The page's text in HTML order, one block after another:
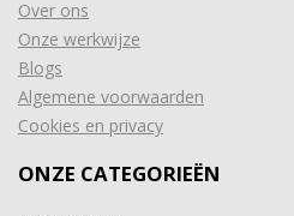
Over ons
Onze werkwijze
Blogs
Algemene voorwaarden
Cookies en privacy
ONZE CATEGORIEËN